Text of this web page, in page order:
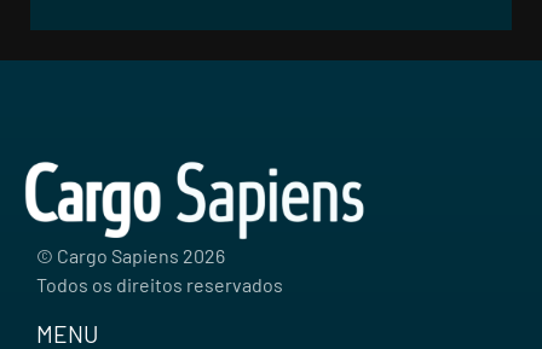
© Cargo Sapiens 2026
Todos os direitos reservados
MENU